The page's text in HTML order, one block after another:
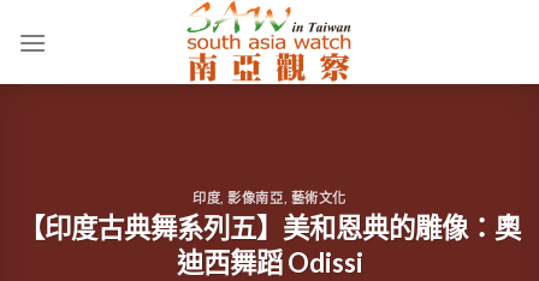
印度 ,影像南亞 藝術文化
【印度古典舞系列五】美和恩典的雕像：奧
迪西舞蹈 Odissi